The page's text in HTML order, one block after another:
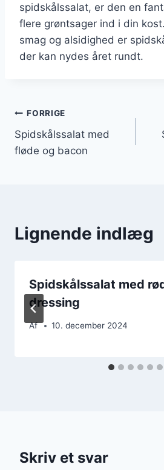
spidskålssalat, er den en
flere grøntsager ind i din
smag og alsidighed er
der kan nydes året rundt.
Indlægsnavigation
FORRIGE
Spidskålssalat med
fløde og bacon
Lignende indlæg
Spidskålssalat med
dressing
Af 10. december 2024
Skriv et svar